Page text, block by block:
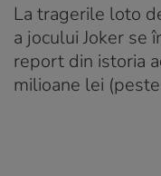
La tragerile loto
a jocului Joker se
report din istoria
milioane lei